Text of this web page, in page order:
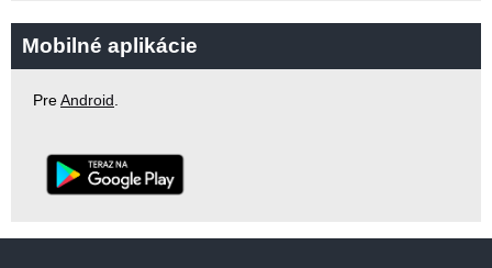
Mobilné aplikácie
PreAndroid